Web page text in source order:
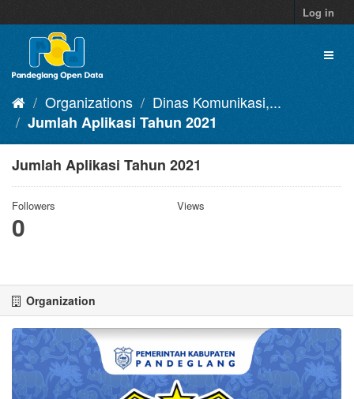
to
content
Log in
Organizations
Dinas Komunikasi,...
Jumlah Aplikasi Tahun 2021
Jumlah Aplikasi Tahun 2021
Followers
0
Views
Organization